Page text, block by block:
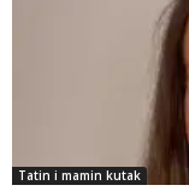
Tatin i mamin kutak